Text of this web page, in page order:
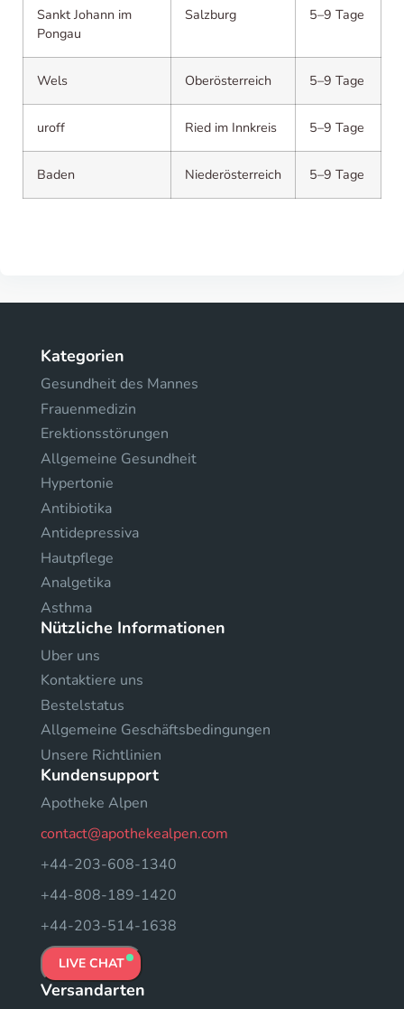
Sankt Johann im
Pongau
Salzburg 5–9 Tage
Wels Oberösterreich 5–9 Tage
uroff Ried im Innkreis 5–9 Tage
Baden Niederösterreich 5–9 Tage
Kategorien
Gesundheit des Mannes
Frauenmedizin
Erektionsstörungen
Allgemeine Gesundheit
Hypertonie
Antibiotika
Antidepressiva
Hautpflege
Analgetika
Asthma
Nützliche Informationen
Uber uns
Kontaktiere uns
Bestelstatus
Allgemeine Geschäftsbedingungen
Unsere Richtlinien
Kundensupport
Apotheke Alpen
contact@apothekealpen.com
+44-203-608-1340
+44-808-189-1420
+44-203-514-1638
LIVE CHAT
Versandarten